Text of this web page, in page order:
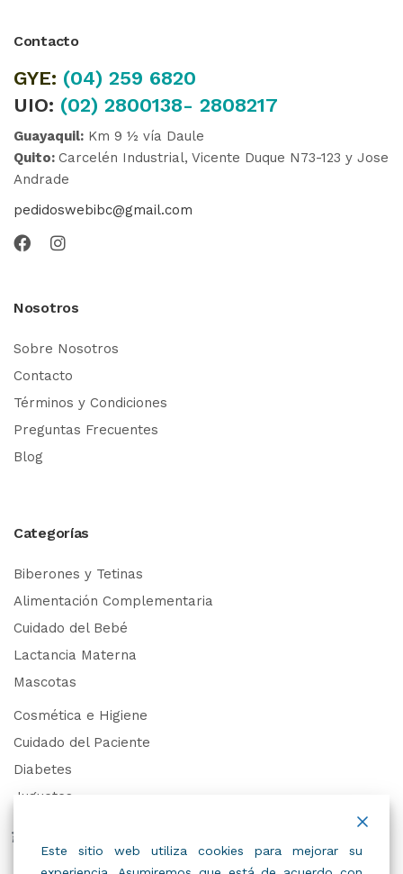
Contacto
GYE: (04) 259 6820
UIO: (02) 2800138- 2808217
Guayaquil: Km 9 ½ vía Daule
Quito: Carcelén Industrial, Vicente Duque N73-123 y Jose
Andrade
pedidoswebibc@gmail.com
Nosotros
Sobre Nosotros
Contacto
Términos y Condiciones
Preguntas Frecuentes
Blog
Categorías
Biberones y Tetinas
Alimentación Complementaria
Cuidado del Bebé
Lactancia Materna
Mascotas
Cosmética e Higiene
Cuidado del Paciente
Diabetes
Juguetes
Este sitio web utiliza cookies para mejorar su